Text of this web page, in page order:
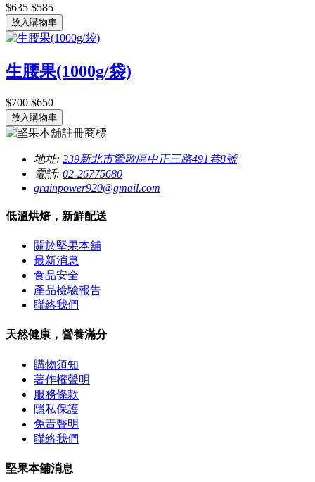
$635 $585
放入購物車
生腰果(1000g/袋)
$700 $650
放入購物車
地址: 239新北市鶯歌區中正三路491巷8號
電話: 02-26775680
grainpower920@gmail.com
低溫烘焙，新鮮配送
關於堅果本舖
最新消息
食品安全
產品檢驗報告
聯絡我們
天然健康，營養滿分
購物須知
著作權聲明
服務條款
隱私保護
免責聲明
聯絡我們
堅果本舖消息